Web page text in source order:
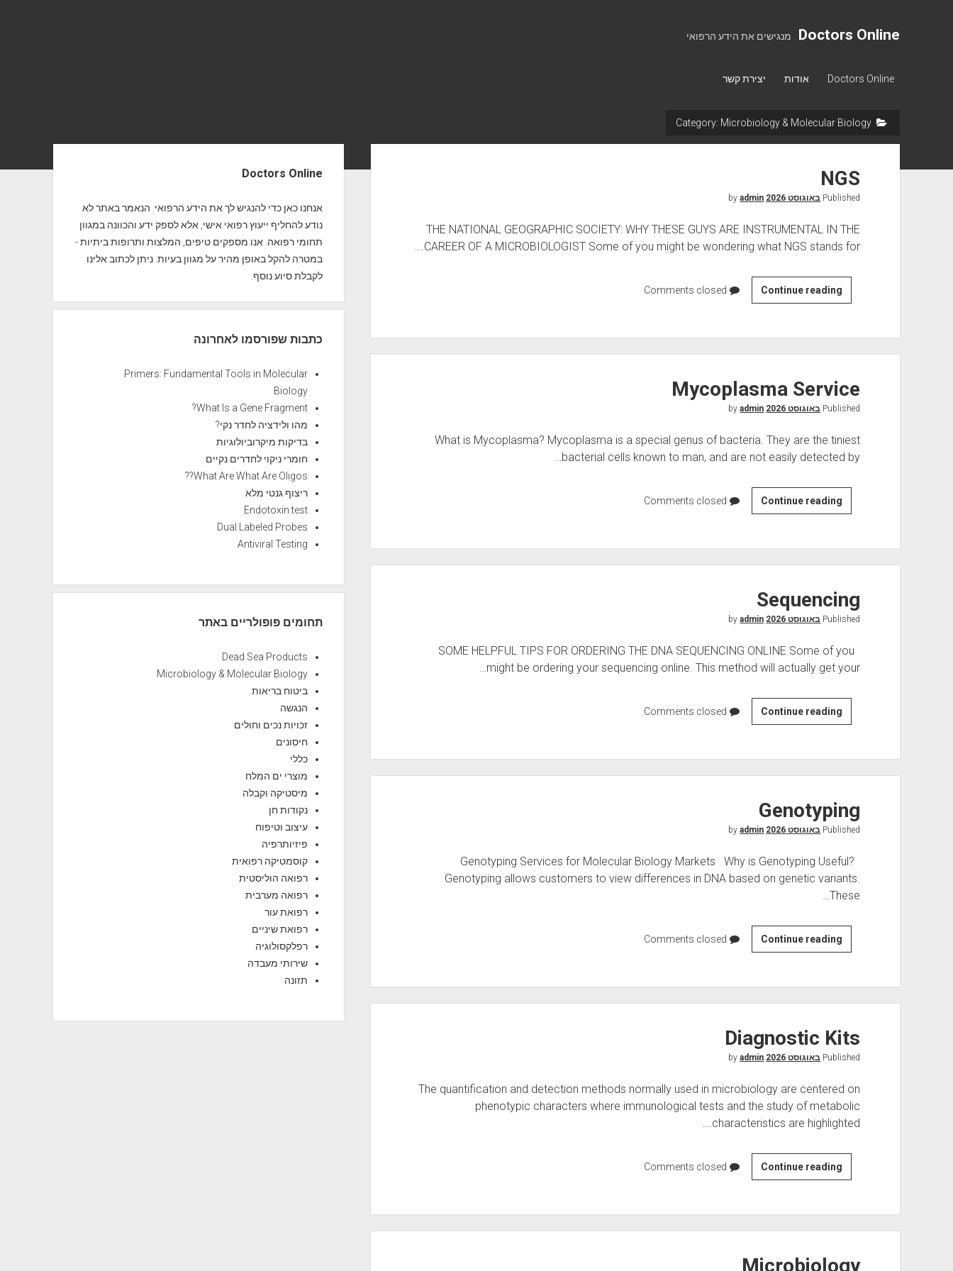
Doctors Online מנגישים את הידע הרפואי
Doctors Online אודות יצירת קשר
Microbiology & Molecular Biology
NGS
Published באוגוסט 2026 admin
THE NATIONAL GEOGRAPHIC SOCIETY: WHY THESE GUYS ARE INSTRUMENTAL IN THE
CAREER OF A MICROBIOLOGIST Some of you might be wondering what NGS stands for.…
Continue reading
G
Mycoplasma Service
Published באוגוסט 2026 admin
What is Mycoplasma? Mycoplasma is a special genus of bacteria. They are the tiniest
bacterial cells known to man, and are not easily detected by…
Continue reading
y
o
p
a
s
a
S
v
Sequencing
Published באוגוסט 2026 admin
SOME HELPFUL TIPS FOR ORDERING THE DNA SEQUENCING ONLINE Some of you
might be ordering your sequencing online. This method will actually get your…
Continue reading
e
u
e
c
i
g
Genotyping
Published באוגוסט 2026 admin
Genotyping Services for Molecular Biology Markets Why is Genotyping Useful?
Genotyping allows customers to view differences in DNA based on genetic variants.
These…
Continue reading
e
o
t
p
i
g
Diagnostic Kits
Published באוגוסט 2026 admin
The quantification and detection methods normally used in microbiology are centered on
phenotypic characters where immunological tests and the study of metabolic
characteristics are highlighted.…
Continue reading
i
g
n
Microbiology
r
Doctors Online
אנחנו כאן כדי להנגיש לך את הידע הרפואי. הנאמר באתר לא
נודע להחליף ייעוץ רפואי אישי, אלא לספק ידע והכוונה במגוון
תחומי רפואה. אנו מספקים טיפים, המלצות ותרופות ביתיות -
במטרה להקל באופן מהיר על מגוון בעיות. ניתן לכתוב אלינו
לקבלת סיוע נוסף.
כתבות שפורסמו לאחרונה
Primers: Fundamental Tools in Molecular
Biology
What Is a Gene Fragment?
מהו ולידציה לחדר נקי?
בדיקות מיקרוביולוגיות
חומרי ניקוי לחדרים נקיים
What Are What Are Oligos??
ריצוף גנטי מלא
Endotoxin test
Dual Labeled Probes
Antiviral Testing
תחומים פופולריים באתר
Dead Sea Products
Microbiology & Molecular Biology
ביטוח בריאות
הנגשה
זכויות נכים וחולים
חיסונים
כללי
מוצרי ים המלח
מיסטיקה וקבלה
נקודות חן
עיצוב וטיפוח
פיזיותרפיה
קוסמטיקה רפואית
רפואה הוליסטית
רפואה מערבית
רפואת עור
רפואת שיניים
רפלקסולוגיה
שירותי מעבדה
תזונה